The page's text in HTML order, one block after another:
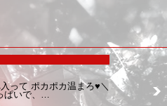
って ポカポカ温まろ♥＼
ぱいで、…